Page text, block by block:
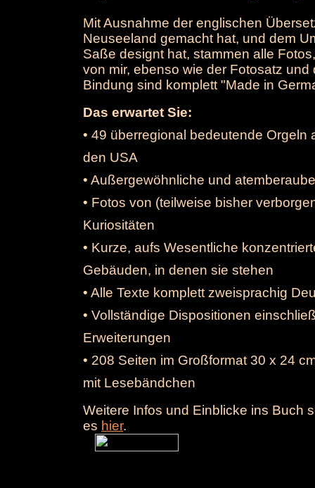
Mit Ausnahme der englischen
Neuseeland gemacht hat, und dem
Saße designt hat, stammen alle
von mir, ebenso wie der Fotosatz
Bindung sind komplett "Made in
Das erwartet Sie:
• 49 überregional bedeutende
den USA
• Außergewöhnliche und
• Fotos von (teilweise bisher
Kuriositäten
• Kurze, aufs Wesentliche
Gebäuden, in denen sie stehen
• Alle Texte komplett zweisprachig
• Vollständige Dispositionen
Erweiterungen
• 208 Seiten im Großformat 30 x 24
mit Lesebändchen
Weitere Infos und Einblicke ins Buch
es hier.